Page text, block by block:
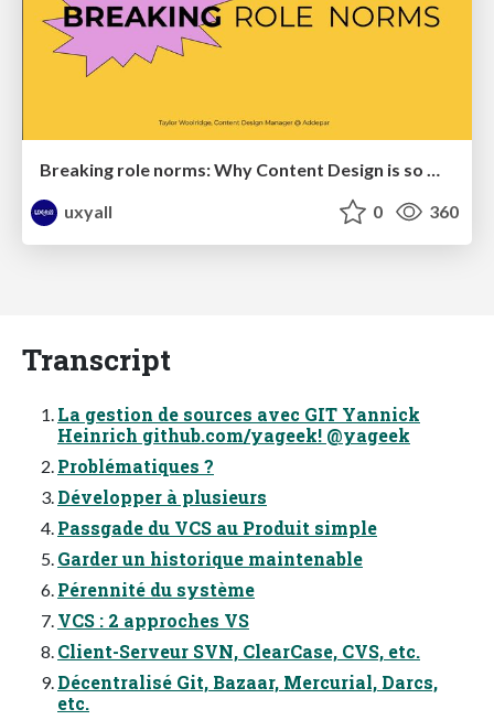
Breaking role norms: Why Content Design is so much more than writing copy - Taylor Woolridge
uxyall
0 360
Transcript
La gestion de sources avec GIT Yannick
Heinrich github.com/yageek! @yageek
Problématiques ?
Développer à plusieurs
Passgade du VCS au Produit simple
Garder un historique maintenable
Pérennité du système
VCS : 2 approches VS
Client-Serveur SVN, ClearCase, CVS, etc.
Décentralisé Git, Bazaar, Mercurial, Darcs,
etc.